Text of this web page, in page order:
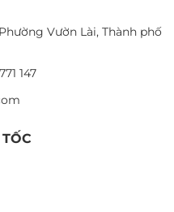
Vườn Lài, Thành phố
147